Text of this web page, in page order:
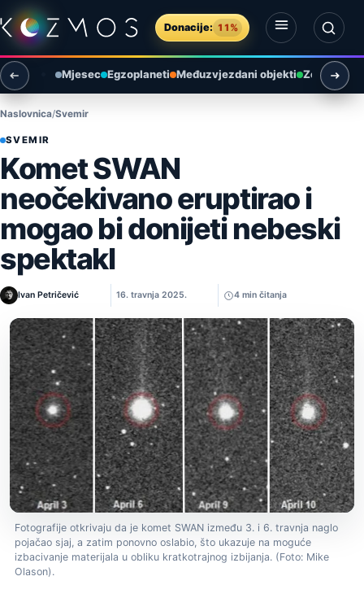
Preskoči na sadržaj
Donacije: 11%
Otvori izbornik
Otvori pretragu
Mjesec Egzoplaneti Međuzvjezdani objekti Zemlja i
Naslovnica Svemir
SVEMIR
Komet SWAN
neočekivano eruptirao i
mogao bi donijeti nebeski
spektakl
Ivan Petričević 16. travnja 2025. 4 min čitanja
Fotografije otkrivaju da je komet SWAN između 3. i 6. travnja naglo
pojačao sjaj, a zatim ponovno oslabio, što ukazuje na moguće
izbacivanje materijala u obliku kratkotrajnog izbijanja. (Foto: Mike
Olason).